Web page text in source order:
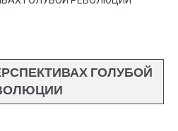
ГОЛУБОЙ